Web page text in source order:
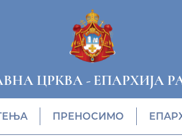
ЦРКВА- ЕПАРХИЈА
ПРЕНОСИМО